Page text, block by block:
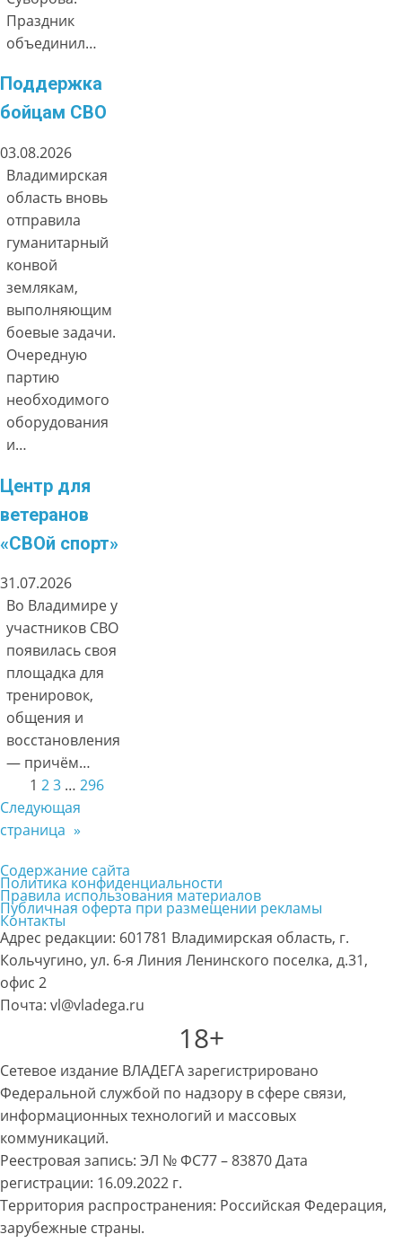
Праздник
объединил…
Поддержка
бойцам СВО
03.08.2026
Владимирская
область вновь
отправила
гуманитарный
конвой
землякам,
выполняющим
боевые задачи.
Очередную
партию
необходимого
оборудования
и…
Центр для
ветеранов
«СВОй спорт»
31.07.2026
Во Владимире у
участников СВО
появилась своя
площадка для
тренировок,
общения и
восстановления
— причём…
1 23 … 296
Следующая
страница »
Содержание сайта
Политика конфиденциальности
Правила использования материалов
Публичная оферта при размещении рекламы
Контакты
Адрес редакции: 601781 Владимирская область, г.
Кольчугино, ул. 6-я Линия Ленинского поселка, д.31,
офис 2
Почта: vl@vladega.ru
18+
Сетевое издание ВЛАДЕГА зарегистрировано
Федеральной службой по надзору в сфере связи,
информационных технологий и массовых
коммуникаций.
Реестровая запись: ЭЛ № ФС77 – 83870 Дата
регистрации: 16.09.2022 г.
Территория распространения: Российская Федерация,
зарубежные страны.